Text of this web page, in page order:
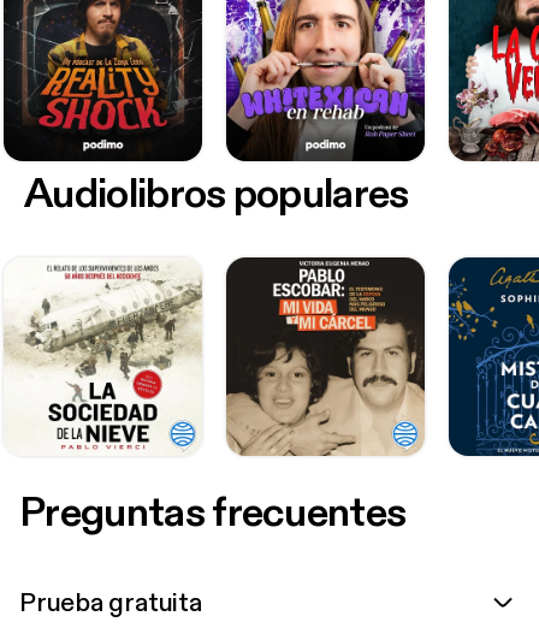
Audiolibros populares
Preguntas frecuentes
Prueba gratuita